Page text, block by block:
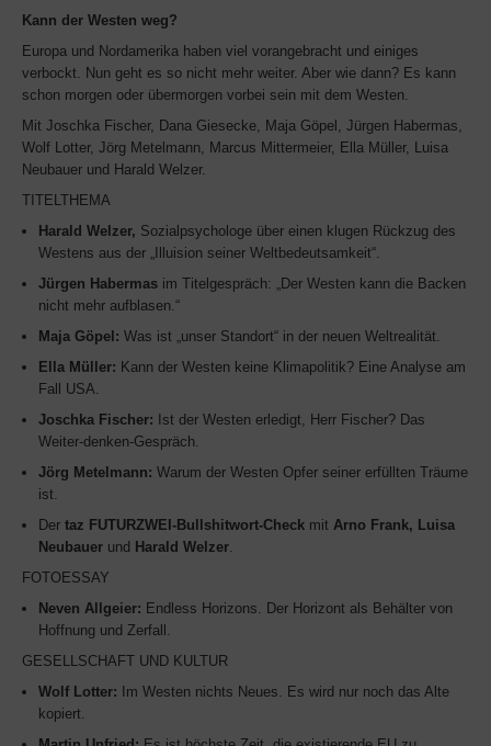
Kann der Westen weg?
Europa und Nordamerika haben viel vorangebracht und einiges
verbockt. Nun geht es so nicht mehr weiter. Aber wie dann? Es kann
schon morgen oder übermorgen vorbei sein mit dem Westen.
Mit Joschka Fischer, Dana Giesecke, Maja Göpel, Jürgen Habermas,
Wolf Lotter, Jörg Metelmann, Marcus Mittermeier, Ella Müller, Luisa
Neubauer und Harald Welzer.
TITELTHEMA
Harald Welzer, Sozialpsychologe über einen klugen Rückzug des
Westens aus der „Illuision seiner Weltbedeutsamkeit“.
Jürgen Habermas im Titelgespräch: „Der Westen kann die Backen
nicht mehr aufblasen.“
Maja Göpel: Was ist „unser Standort“ in der neuen Weltrealität.
Ella Müller: Kann der Westen keine Klimapolitik? Eine Analyse am
Fall USA.
Joschka Fischer: Ist der Westen erledigt, Herr Fischer? Das
Weiter-denken-Gespräch.
Jörg Metelmann: Warum der Westen Opfer seiner erfüllten Träume
ist.
Der taz FUTURZWEI-Bullshitwort-Check mit Arno Frank, Luisa
Neubauer und Harald Welzer.
FOTOESSAY
Neven Allgeier: Endless Horizons. Der Horizont als Behälter von
Hoffnung und Zerfall.
GESELLSCHAFT UND KULTUR
Wolf Lotter: Im Westen nichts Neues. Es wird nur noch das Alte
kopiert.